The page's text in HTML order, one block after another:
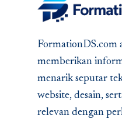
FormationDS.com
memberikan
menarik seputar
website, desain,
relevan dengan